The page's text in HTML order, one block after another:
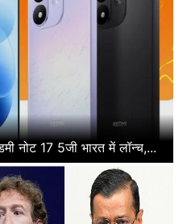
नोट 17 5जी भारत में लॉन्च,...